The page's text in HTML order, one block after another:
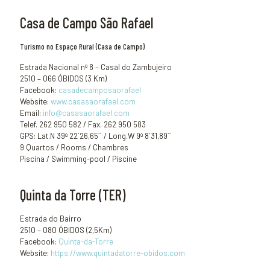
Casa de Campo São Rafael
Turismo no Espaço Rural (Casa de Campo)
Estrada Nacional nº 8 – Casal do Zambujeiro
2510 – 066 ÓBIDOS (3 Km)
Facebook: casadecamposaorafael
Website: www.casasaorafael.com
Email: info@casasaorafael.com
Telef. 262 950 582 / Fax. 262 950 583
GPS: Lat.N 39º 22´26,65´´ / Long.W 9º 8´31,89´´
9 Quartos / Rooms / Chambres
Piscina / Swimming-pool / Piscine
Quinta da Torre (TER)
Estrada do Bairro
2510 – 080 ÓBIDOS (2,5Km)
Facebook: Quinta-da-Torre
Website: https://www.quintadatorre-obidos.com